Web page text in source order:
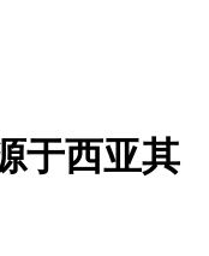
于西亚其